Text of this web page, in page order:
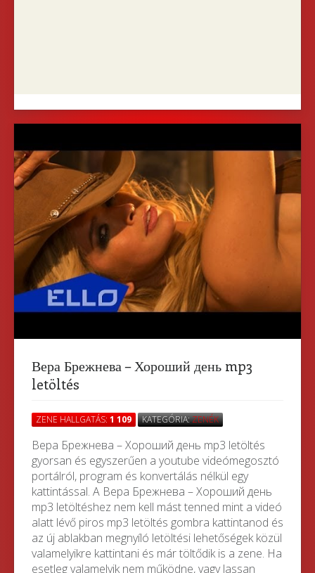
Вера Брежнева – Хороший день mp3
letöltés
ZENE HALLGATÁS:1 109 KATEGÓRIA:ZENÉK
Вера Брежнева – Хороший день mp3 letöltés
gyorsan és egyszerűen a youtube videómegosztó
portálról, program és konvertálás nélkül egy
kattintással. A Вера Брежнева – Хороший день
mp3 letöltéshez nem kell mást tenned mint a videó
alatt lévő piros mp3 letöltés gombra kattintanod és
az új ablakban megnyíló letöltési lehetőségek közül
valamelyikre kattintani és már töltődik is a zene. Ha
esetleg valamelyik nem működne, vagy lassan